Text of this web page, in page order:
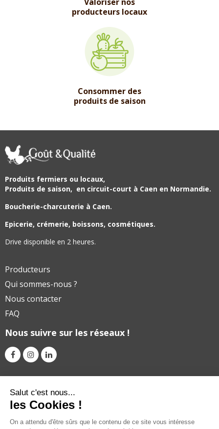
producteurs locaux
Consommer des
produits de saison
Produits fermiers ou locaux,
Produits de saison, en circuit-court à Caen en Normandie.
Boucherie-charcuterie à Caen.
Epicerie, crémerie, boissons, cosmétiques.
Drive disponible en 2 heures.
Producteurs
Qui sommes-nous ?
Nous contacter
FAQ
Nous suivre sur les réseaux !
Salut c'est nous...
les Cookies !
On a attendu d'être sûrs que le contenu de ce site vous intéresse